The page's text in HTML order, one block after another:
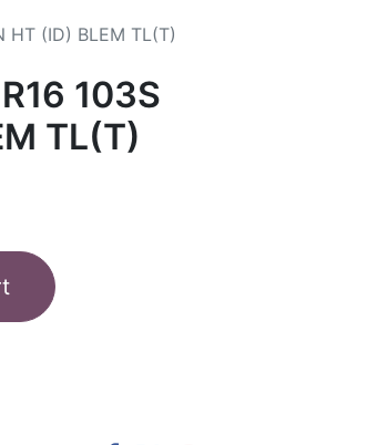
HT (ID) BLEM TL(T)
103S
TL(T)